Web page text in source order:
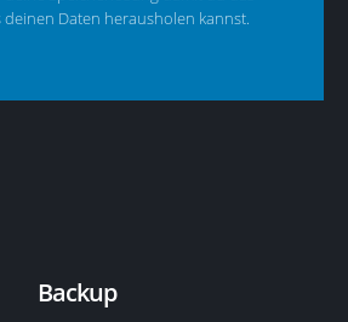
deinen Daten herausholen kannst.
Backup